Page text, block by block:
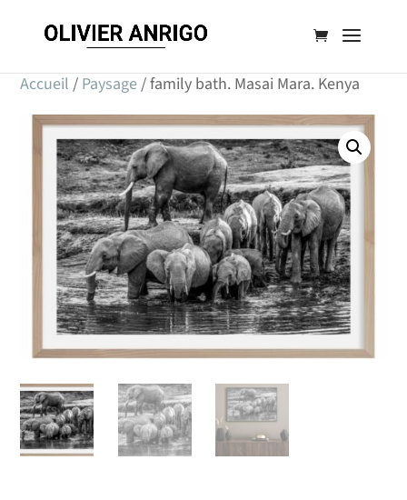
Accueil / Paysage/ family bath. Masai Mara. Kenya